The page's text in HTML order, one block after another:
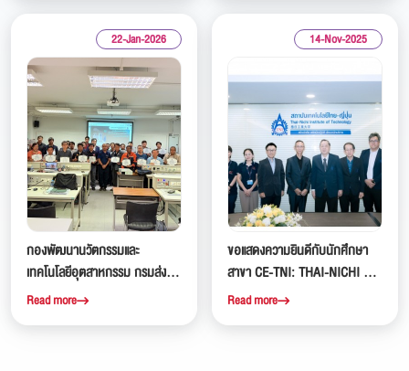
แห่งชาติสิริกิต์
บุคลากรไปสู่ช่างเทคนิคซ่อมบำรุง
รถยนต์ไฟฟ้า รุ่นที่ 2 ณ สถาบัน
เทคโนโลยีไทย-ญี่ปุ่น
22-Jan-2026
กองพัฒนานวัตกรรมและ
เทคโนโลยีอุตสาหกรรม กรมส่ง
เสริมอุตสาหกรรม ได้จัดอบรมเชิง
Read more
14-Nov-2025
ขอแสดงความยินดีกับนักศึกษา
สาขา CE-TNI: THAI-NICHI ที่ได้
รับรางวัลรองชนะเลิศอันดับ 2
Read more